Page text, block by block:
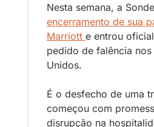
Nesta semana, a
encerramento de sua
Marriott e entrou
pedido de falência nos
Unidos.
É o desfecho de uma
começou com
disrupção na